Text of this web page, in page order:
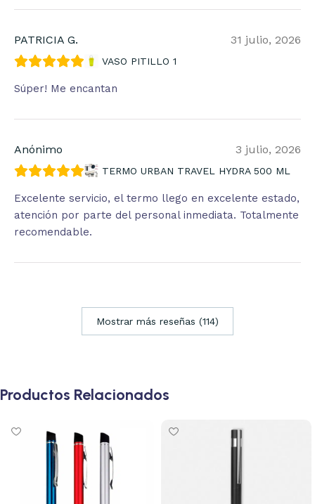
PATRICIA G. 31 julio, 2026
VASO PITILLO 1
Súper! Me encantan
Anónimo 3 julio, 2026
TERMO URBAN TRAVEL HYDRA 500 ML
Excelente servicio, el termo llego en excelente estado,
atención por parte del personal inmediata. Totalmente
recomendable.
Mostrar más reseñas (114)
Productos Relacionados